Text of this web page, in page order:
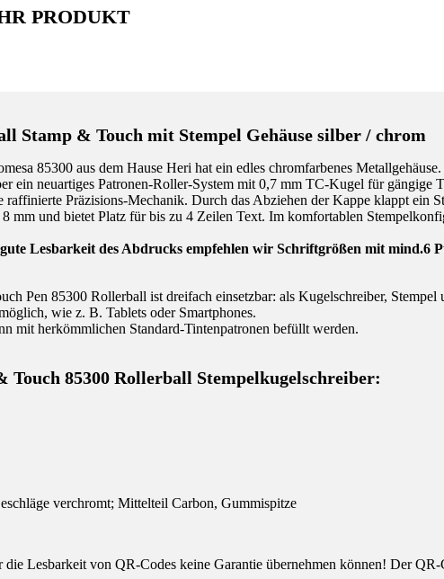
PRODUKT
Stamp & Touch mit Stempel Gehäuse silber / chrom
85300 aus dem Hause Heri hat ein edles chromfarbenes
ein neuartiges Patronen-Roller-System mit 0,7 mm TC-Kugel für gängige
raffinierte Präzisions-Mechanik. Durch das Abziehen der Kappe klappt ein
mm und bietet Platz für bis zu 4 Zeilen Text. Im komfortablen
Lesbarkeit des Abdrucks empfehlen wir Schriftgrößen mit mind.6
Pen 85300 Rollerball ist dreifach einsetzbar: als Kugelschreiber,
wie z. B. Tablets oder Smartphones.
mit herkömmlichen Standard-Tintenpatronen befüllt werden.
Touch 85300 Rollerball Stempelkugelschreiber:
verchromt; Mittelteil Carbon, Gummispitze
die Lesbarkeit von QR-Codes keine Garantie übernehmen können! Der